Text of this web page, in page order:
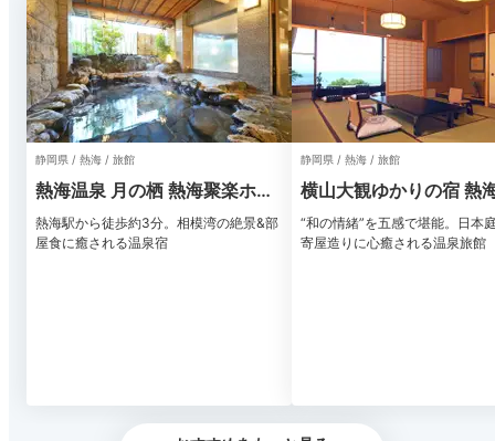
静岡県 / 熱海 / 旅館
熱海温泉 月の栖 熱海聚楽ホテ
ル
熱海駅から徒歩約3分。相模湾の絶景&部
屋食に癒される温泉宿
静岡県 / 熱海 / 旅館
横山大観ゆかりの宿 熱
荘
“和の情緒”を五感で堪能。日本
寄屋造りに心癒される温泉旅館